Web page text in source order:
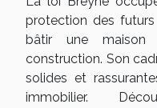
protection des
bâtir une
construction. Son
solides et
immobilier.